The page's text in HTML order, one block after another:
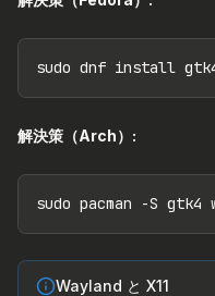
sudo dnf install
解決策（Arch）:
sudo pacman -S
Wayland と X11